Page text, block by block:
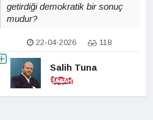
getirdiği demokratik bir sonuç
mudur?
22-04-2026 118
Salih Tuna